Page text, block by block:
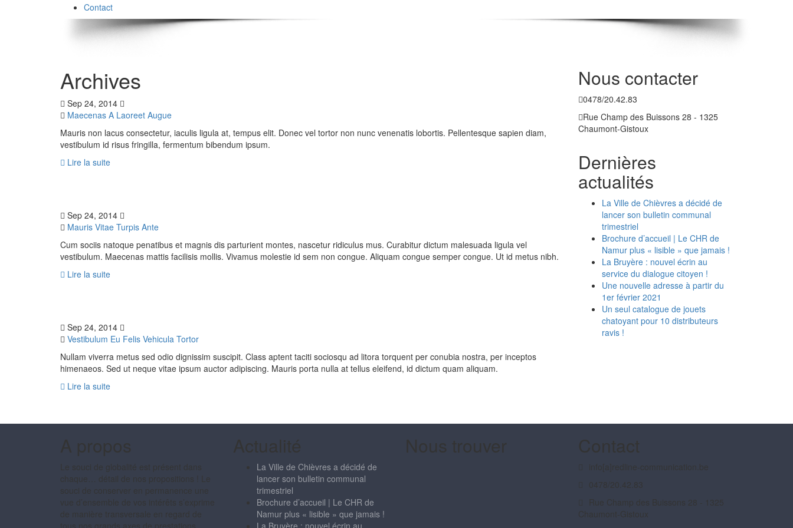
Contact
Archives
Sep 24, 2014
Maecenas A Laoreet Augue
Mauris non lacus consectetur, iaculis ligula at, tempus elit. Donec vel tortor non nunc venenatis lobortis. Pellentesque sapien diam,
vestibulum id risus fringilla, fermentum bibendum ipsum.
Lire la suite
Sep 24, 2014
Mauris Vitae Turpis Ante
Cum sociis natoque penatibus et magnis dis parturient montes, nascetur ridiculus mus. Curabitur dictum malesuada ligula vel
vestibulum. Maecenas mattis facilisis mollis. Vivamus molestie id sem non congue. Aliquam congue semper congue. Ut id metus nibh.
Lire la suite
Sep 24, 2014
Vestibulum Eu Felis Vehicula Tortor
Nullam viverra metus sed odio dignissim suscipit. Class aptent taciti sociosqu ad litora torquent per conubia nostra, per inceptos
himenaeos. Sed ut neque vitae ipsum auctor adipiscing. Mauris porta nulla at tellus eleifend, id dictum quam aliquam.
Lire la suite
Nous contacter
0478/20.42.83
Rue Champ des Buissons 28 - 1325
Chaumont-Gistoux
Dernières
actualités
La Ville de Chièvres a décidé de
lancer son bulletin communal
trimestriel
Brochure d’accueil | Le CHR de
Namur plus « lisible » que jamais !
La Bruyère : nouvel écrin au
service du dialogue citoyen !
Une nouvelle adresse à partir du
1er février 2021
Un seul catalogue de jouets
chatoyant pour 10 distributeurs
ravis !
A propos
Le souci de globalité est présent dans
chaque… détail de nos propositions ! Le
souci de conserver en permanence une
vue d’ensemble de vos intérêts s’exprime
de manière transversale en regard de
tous nos grands axes de prestations.
Actualité
La Ville de Chièvres a décidé de
lancer son bulletin communal
trimestriel
Brochure d’accueil | Le CHR de
Namur plus « lisible » que jamais !
La Bruyère : nouvel écrin au
Nous trouver Contact
info[a]redline-communication.be
0478/20.42.83
Rue Champ des Buissons 28 - 1325
Chaumont-Gistoux